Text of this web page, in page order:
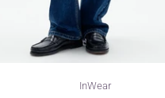
InWear